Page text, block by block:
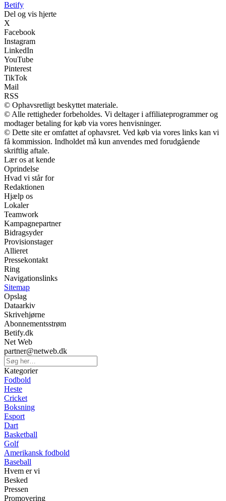
Betify
Del og vis hjerte
X
Facebook
Instagram
LinkedIn
YouTube
Pinterest
TikTok
Mail
RSS
© Ophavsretligt beskyttet materiale.
© Alle rettigheder forbeholdes. Vi deltager i affiliateprogrammer og
modtager betaling for køb via vores henvisninger.
© Dette site er omfattet af ophavsret. Ved køb via vores links kan vi
få kommission. Indholdet må kun anvendes med forudgående
skriftlig aftale.
Lær os at kende
Oprindelse
Hvad vi står for
Redaktionen
Hjælp os
Lokaler
Teamwork
Kampagnepartner
Bidragsyder
Provisionstager
Allieret
Pressekontakt
Ring
Navigationslinks
Sitemap
Opslag
Dataarkiv
Skrivehjørne
Abonnementsstrøm
Betify.dk
Net Web
partner@netweb.dk
Kategorier
Fodbold
Heste
Cricket
Boksning
Esport
Dart
Basketball
Golf
Amerikansk fodbold
Baseball
Hvem er vi
Besked
Pressen
Promovering